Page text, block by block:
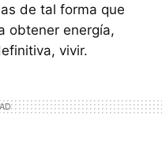
de tal forma que
obtener energía,
vivir.